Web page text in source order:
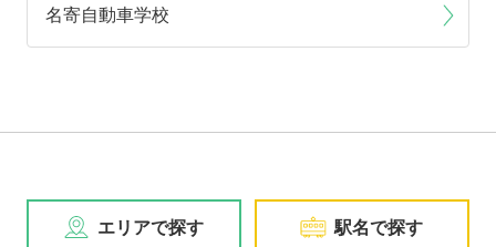
名寄自動車学校
エリアで探す 駅名で探す